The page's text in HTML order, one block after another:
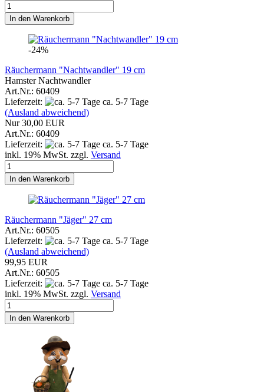
In den Warenkorb
-24%
Räuchermann "Nachtwandler" 19 cm
Hamster Nachtwandler
Art.Nr.: 60409
Lieferzeit:
ca. 5-7 Tage
(Ausland abweichend)
Nur 30,00 EUR
Art.Nr.: 60409
Lieferzeit:
ca. 5-7 Tage
inkl. 19% MwSt. zzgl. Versand
In den Warenkorb
Räuchermann "Jäger" 27 cm
Art.Nr.: 60505
Lieferzeit:
ca. 5-7 Tage
(Ausland abweichend)
99,95 EUR
Art.Nr.: 60505
Lieferzeit:
ca. 5-7 Tage
inkl. 19% MwSt. zzgl. Versand
In den Warenkorb